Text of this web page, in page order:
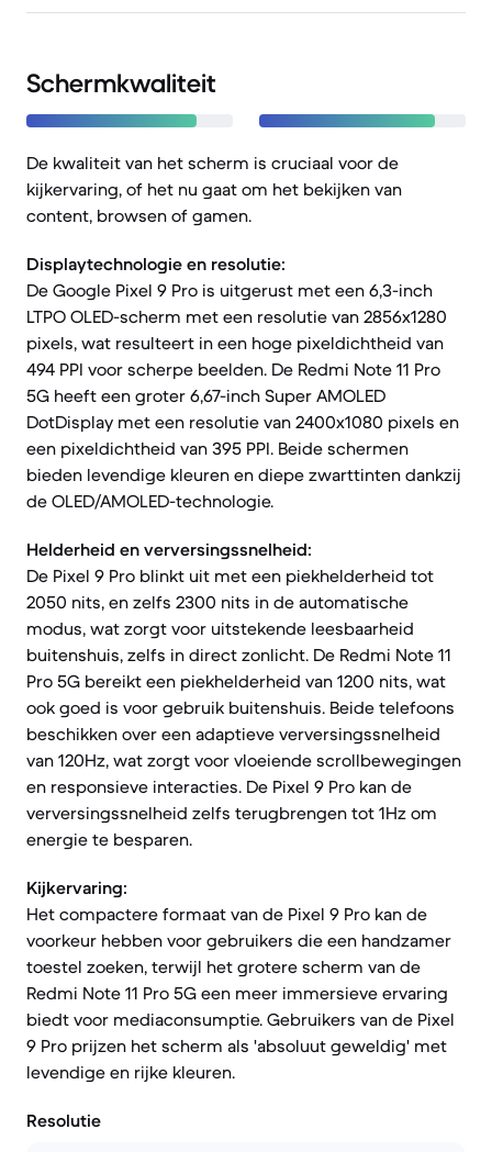
Schermkwaliteit
De kwaliteit van het scherm is cruciaal voor de
kijkervaring, of het nu gaat om het bekijken van
content, browsen of gamen.
Displaytechnologie en resolutie:
De Google Pixel 9 Pro is uitgerust met een 6,3-inch
LTPO OLED-scherm met een resolutie van 2856x1280
pixels, wat resulteert in een hoge pixeldichtheid van
494 PPI voor scherpe beelden. De Redmi Note 11 Pro
5G heeft een groter 6,67-inch Super AMOLED
DotDisplay met een resolutie van 2400x1080 pixels en
een pixeldichtheid van 395 PPI. Beide schermen
bieden levendige kleuren en diepe zwarttinten dankzij
de OLED/AMOLED-technologie.
Helderheid en verversingssnelheid:
De Pixel 9 Pro blinkt uit met een piekhelderheid tot
2050 nits, en zelfs 2300 nits in de automatische
modus, wat zorgt voor uitstekende leesbaarheid
buitenshuis, zelfs in direct zonlicht. De Redmi Note 11
Pro 5G bereikt een piekhelderheid van 1200 nits, wat
ook goed is voor gebruik buitenshuis. Beide telefoons
beschikken over een adaptieve verversingssnelheid
van 120Hz, wat zorgt voor vloeiende scrollbewegingen
en responsieve interacties. De Pixel 9 Pro kan de
verversingssnelheid zelfs terugbrengen tot 1Hz om
energie te besparen.
Kijkervaring:
Het compactere formaat van de Pixel 9 Pro kan de
voorkeur hebben voor gebruikers die een handzamer
toestel zoeken, terwijl het grotere scherm van de
Redmi Note 11 Pro 5G een meer immersieve ervaring
biedt voor mediaconsumptie. Gebruikers van de Pixel
9 Pro prijzen het scherm als 'absoluut geweldig' met
levendige en rijke kleuren.
Resolutie